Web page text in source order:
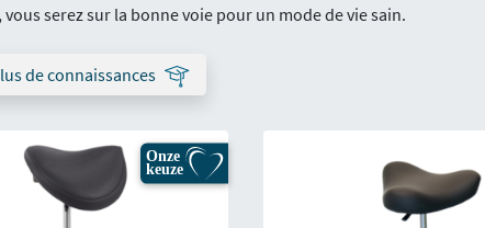
serez sur la bonne voie pour un mode de vie sain.
de connaissances
Onze
keuze